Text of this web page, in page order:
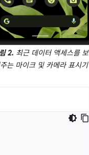
2. 최근 데이터 액세스를 보
는 마이크 및 카메라 표시기